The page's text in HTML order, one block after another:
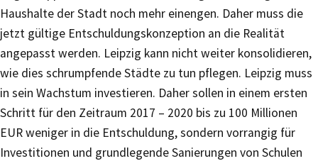
Haushalte der Stadt noch mehr einengen. Daher muss die
jetzt gültige Entschuldungskonzeption an die Realität
angepasst werden. Leipzig kann nicht weiter konsolidieren,
wie dies schrumpfende Städte zu tun pflegen. Leipzig muss
in sein Wachstum investieren. Daher sollen in einem ersten
Schritt für den Zeitraum 2017 – 2020 bis zu 100 Millionen
EUR weniger in die Entschuldung, sondern vorrangig für
Investitionen und grundlegende Sanierungen von Schulen